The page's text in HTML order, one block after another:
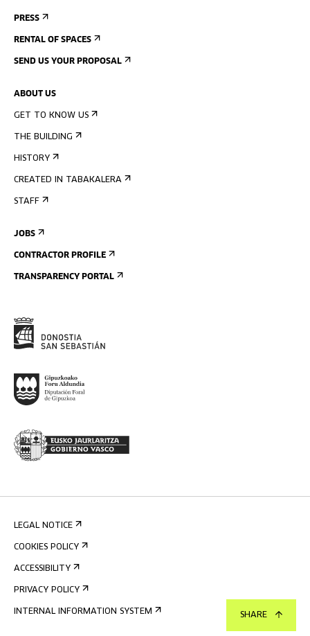
SHARE
PRESS
RENTAL OF SPACES
SEND US YOUR PROPOSAL
ABOUT US
GET TO KNOW US
THE BUILDING
HISTORY
CREATED IN TABAKALERA
STAFF
JOBS
CONTRACTOR PROFILE
TRANSPARENCY PORTAL
LEGAL NOTICE
COOKIES POLICY
ACCESSIBILITY
PRIVACY POLICY
INTERNAL INFORMATION SYSTEM